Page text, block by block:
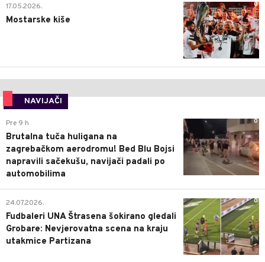
0
17.05.2026.
Mostarske kiše
NAVIJAČI
0
Pre 9 h
Brutalna tuča huligana na
zagrebačkom aerodromu! Bed Blu Bojsi
napravili sačekušu, navijači padali po
automobilima
0
24.07.2026.
Fudbaleri UNA Štrasena šokirano gledali
Grobare: Nevjerovatna scena na kraju
utakmice Partizana